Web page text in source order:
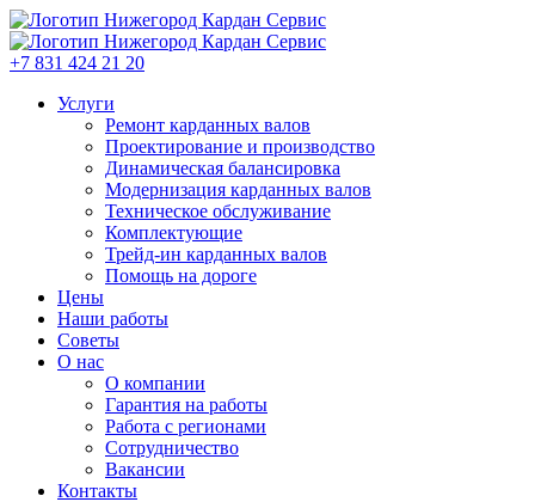
+7 831 424 21 20
Услуги
Ремонт карданных валов
Проектирование и производство
Динамическая балансировка
Модернизация карданных валов
Техническое обслуживание
Комплектующие
Трейд-ин карданных валов
Помощь на дороге
Цены
Наши работы
Советы
О нас
О компании
Гарантия на работы
Работа с регионами
Сотрудничество
Вакансии
Контакты